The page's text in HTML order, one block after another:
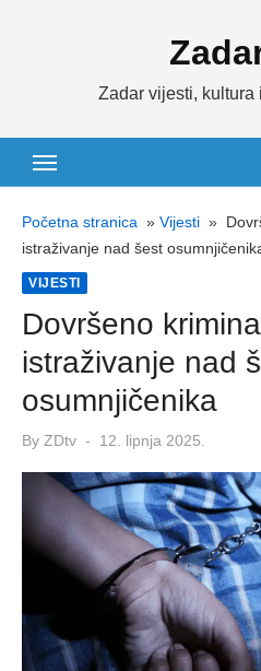
Zadar vijesti, kultura
Početna stranica » Vijesti »
istraživanje nad šest
VIJESTI
Dovršeno
istraživanje nad
osumnjičenika
By ZDtv
Posted
12. lipnja 2025.